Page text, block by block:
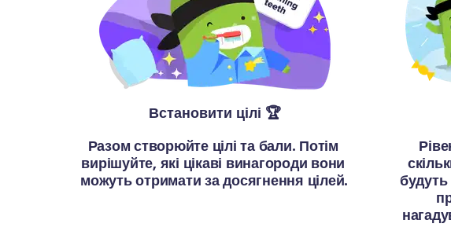
Встановити цілі 🏆
Разом створюйте цілі та бали. Потім
вирішуйте, які цікаві винагороди вони